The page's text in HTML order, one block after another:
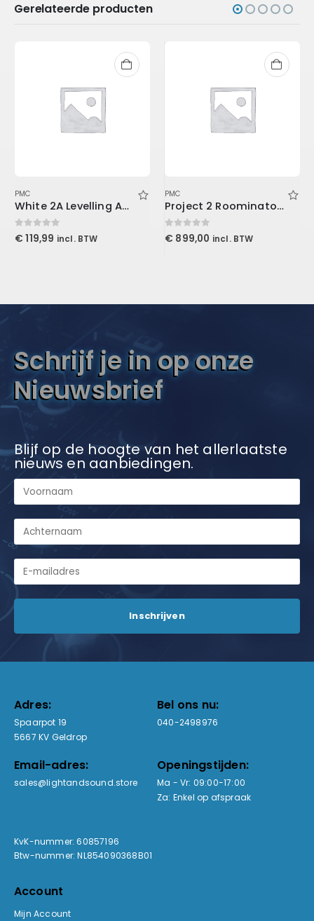
Gerelateerde producten
PMC
White 2A Levelling Amplifier (Download)
0out of 5
€ 119,99 incl. BTW
PMC
Project 2 Roominator Kit Burgundy
0out of 5
€ 899,00 incl. BTW
Schrijf je in op onze
Nieuwsbrief
Blijf op de hoogte van het allerlaatste
nieuws en aanbiedingen.
Adres:
Spaarpot 19
5667 KV Geldrop
Bel ons nu:
040-2498976
Email-adres:
sales@lightandsound.store
Openingstijden:
Ma - Vr: 09:00-17:00
Za: Enkel op afspraak
KvK-nummer: 60857196
Btw-nummer: NL854090368B01
Account
Mijn Account